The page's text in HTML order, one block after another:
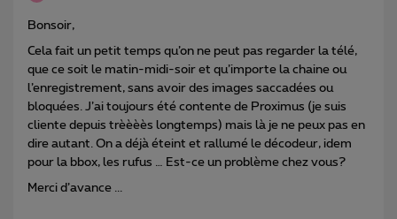
Bonsoir,
Cela fait un petit temps qu’on ne peut pas regarder la télé,
que ce soit le matin-midi-soir et qu’importe la chaine ou
l’enregistrement, sans avoir des images saccadées ou
bloquées. J’ai toujours été contente de Proximus (je suis
cliente depuis trèèèès longtemps) mais là je ne peux pas en
dire autant. On a déjà éteint et rallumé le décodeur, idem
pour la bbox, les rufus … Est-ce un problème chez vous?
Merci d’avance ...